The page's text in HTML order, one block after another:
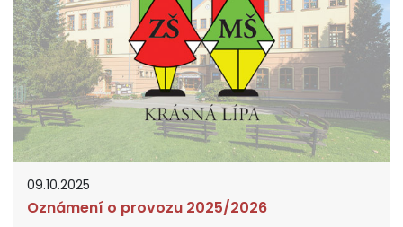
09.10.2025
Oznámení o provozu 2025/2026